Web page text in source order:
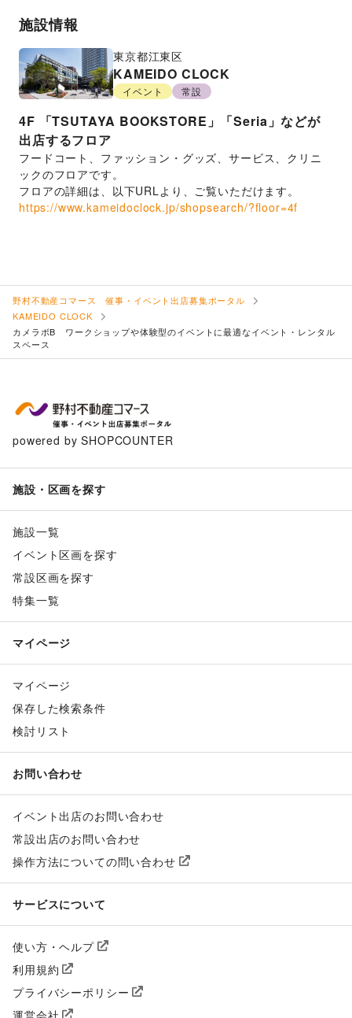
施設情報
東京都江東区
KAMEIDO CLOCK
イベント 常設
4F
「TSUTAYA BOOKSTORE」「Seria」などが
出店するフロア
フードコート、ファッション・グッズ、サービス、クリニ
ックのフロアです。
フロアの詳細は、以下URLより、ご覧いただけます。
https://www.kameidoclock.jp/shopsearch/?floor=4f
野村不動産コマース 催事・イベント出店募集ポータル
KAMEIDO CLOCK
カメラボB ワークショップや体験型のイベントに最適なイベント・レンタル
スペース
powered by SHOPCOUNTER
施設・区画を探す
施設一覧
イベント区画を探す
常設区画を探す
特集一覧
マイページ
マイページ
保存した検索条件
検討リスト
お問い合わせ
イベント出店のお問い合わせ
常設出店のお問い合わせ
操作方法についての問い合わせ
サービスについて
使い方・ヘルプ
利用規約
プライバシーポリシー
運営会社